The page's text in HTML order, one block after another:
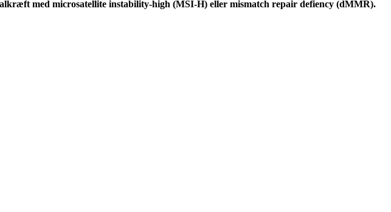
med microsatellite instability-high (MSI-H) eller mismatch repair defiency (dMMR).